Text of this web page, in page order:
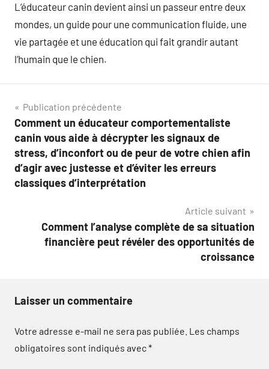
L’éducateur canin devient ainsi un passeur entre deux
mondes, un guide pour une communication fluide, une
vie partagée et une éducation qui fait grandir autant
l’humain que le chien.
Navigation
de
l’article
Publication précédente
Comment un éducateur comportementaliste
canin vous aide à décrypter les signaux de
stress, d’inconfort ou de peur de votre chien afin
d’agir avec justesse et d’éviter les erreurs
classiques d’interprétation
Article suivant
Comment l’analyse complète de sa situation
financière peut révéler des opportunités de
croissance
Laisser un commentaire
Votre adresse e-mail ne sera pas publiée. Les champs
obligatoires sont indiqués avec*